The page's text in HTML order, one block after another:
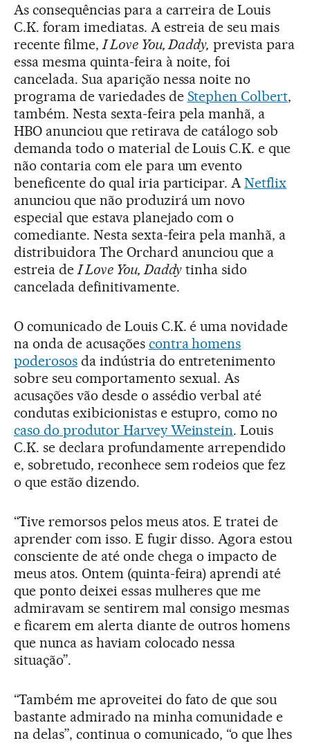
As consequências para a carreira de Louis
C.K. foram imediatas. A estreia de seu mais
recente filme, I Love You, Daddy, prevista para
essa mesma quinta-feira à noite, foi
cancelada. Sua aparição nessa noite no
programa de variedades de Stephen Colbert,
também. Nesta sexta-feira pela manhã, a
HBO anunciou que retirava de catálogo sob
demanda todo o material de Louis C.K. e que
não contaria com ele para um evento
beneficente do qual iria participar. ANetflix
anunciou que não produzirá um novo
especial que estava planejado com o
comediante. Nesta sexta-feira pela manhã, a
distribuidora The Orchard anunciou que a
estreia de I Love You, Daddy tinha sido
cancelada definitivamente.
O comunicado de Louis C.K. é uma novidade
na onda de acusações contra homens
poderososda indústria do entretenimento
sobre seu comportamento sexual. As
acusações vão desde o assédio verbal até
condutas exibicionistas e estupro, como no
caso do produtor Harvey Weinstein. Louis
C.K. se declara profundamente arrependido
e, sobretudo, reconhece sem rodeios que fez
o que estão dizendo.
“Tive remorsos pelos meus atos. E tratei de
aprender com isso. E fugir disso. Agora estou
consciente de até onde chega o impacto de
meus atos. Ontem (quinta-feira) aprendi até
que ponto deixei essas mulheres que me
admiravam se sentirem mal consigo mesmas
e ficarem em alerta diante de outros homens
que nunca as haviam colocado nessa
situação”.
“Também me aproveitei do fato de que sou
bastante admirado na minha comunidade e
na delas”, continua o comunicado, “o que lhes